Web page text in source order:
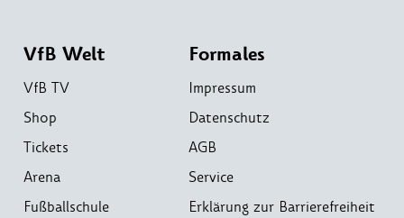
VfB Welt
VfB TV
Shop
Tickets
Arena
Fußballschule
Formales
Impressum
Datenschutz
AGB
Service
Erklärung zur Barrierefreiheit